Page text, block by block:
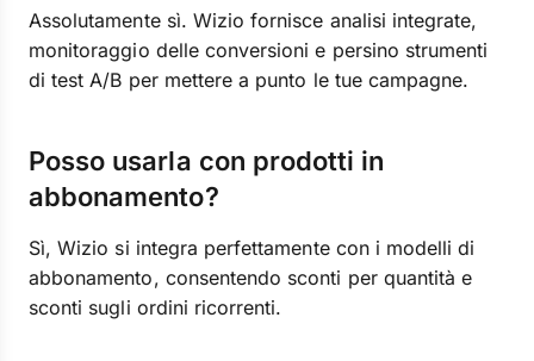
Assolutamente sì. Wizio fornisce analisi integrate,
monitoraggio delle conversioni e persino strumenti
di test A/B per mettere a punto le tue campagne.
Posso usarla con prodotti in
abbonamento?
Sì, Wizio si integra perfettamente con i modelli di
abbonamento, consentendo sconti per quantità e
sconti sugli ordini ricorrenti.